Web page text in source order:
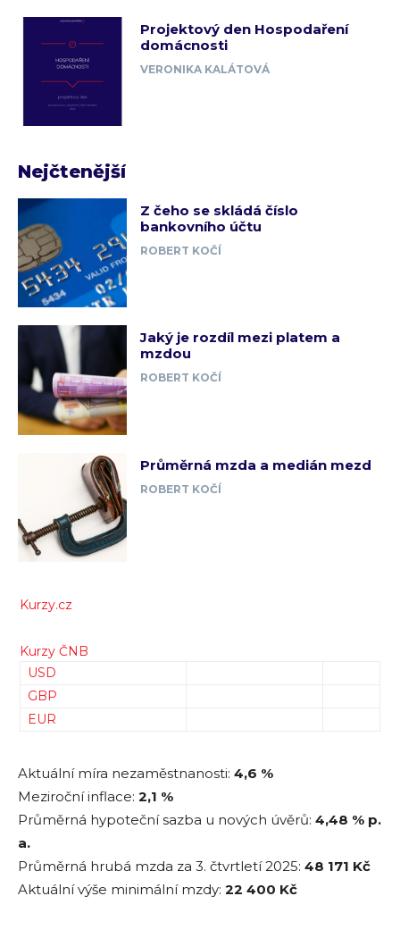
Projektový den Hospodaření
domácnosti
VERONIKA KALÁTOVÁ
Nejčtenější
Z čeho se skládá číslo
bankovního účtu
ROBERT KOČÍ
Jaký je rozdíl mezi platem a
mzdou
ROBERT KOČÍ
Průměrná mzda a medián mezd
ROBERT KOČÍ
Kurzy.cz
Kurzy ČNB
USD
GBP
EUR
Aktuální míra nezaměstnanosti: 4,6 %
Meziroční inflace: 2,1 %
Průměrná hypoteční sazba u nových úvěrů: 4,48 % p.
a.
Průměrná hrubá mzda za 3. čtvrtletí 2025: 48 171 Kč
Aktuální výše minimální mzdy: 22 400 Kč